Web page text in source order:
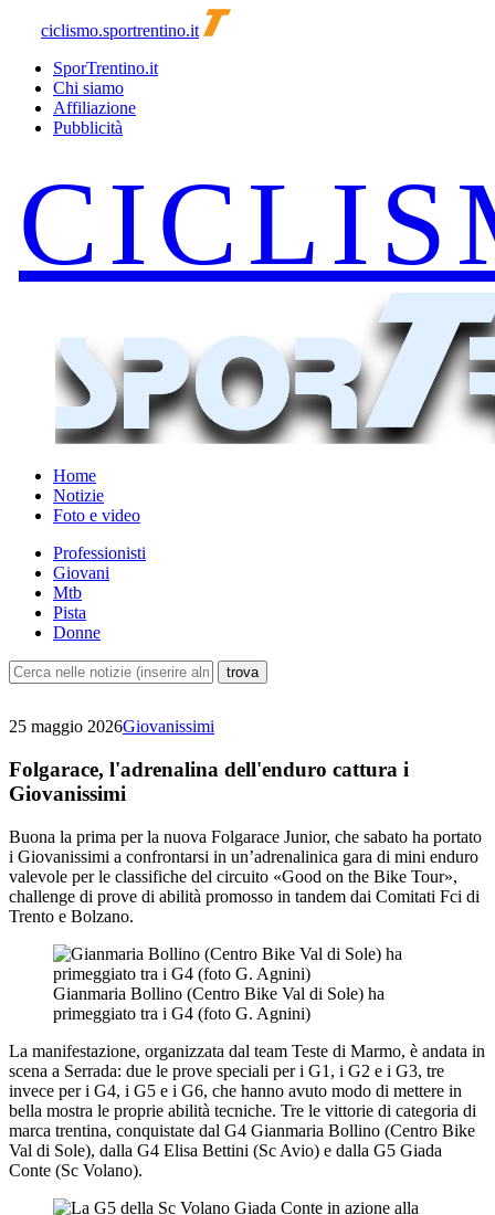
ciclismo.sportrentino.it
SporTrentino.it
Chi siamo
Affiliazione
Pubblicità
Home
Notizie
Foto e video
Professionisti
Giovani
Mtb
Pista
Donne
25 maggio 2026Giovanissimi
Folgarace, l'adrenalina dell'enduro cattura i
Giovanissimi
Buona la prima per la nuova Folgarace Junior, che sabato ha portato
i Giovanissimi a confrontarsi in un’adrenalinica gara di mini enduro
valevole per le classifiche del circuito «Good on the Bike Tour»,
challenge di prove di abilità promosso in tandem dai Comitati Fci di
Trento e Bolzano.
Gianmaria Bollino (Centro Bike Val di Sole) ha
primeggiato tra i G4 (foto G. Agnini)
La manifestazione, organizzata dal team Teste di Marmo, è andata in
scena a Serrada: due le prove speciali per i G1, i G2 e i G3, tre
invece per i G4, i G5 e i G6, che hanno avuto modo di mettere in
bella mostra le proprie abilità tecniche. Tre le vittorie di categoria di
marca trentina, conquistate dal G4 Gianmaria Bollino (Centro Bike
Val di Sole), dalla G4 Elisa Bettini (Sc Avio) e dalla G5 Giada
Conte (Sc Volano).